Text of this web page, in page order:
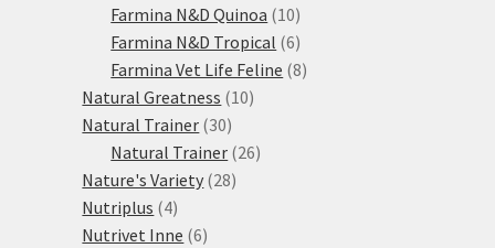
Farmina N&D Quinoa 1010
produktů
Farmina N&D Tropical 66
produktů
Farmina Vet Life Feline 88
Natural Greatness 1010
Natural Trainer 3030
produktů
Natural Trainer 2626
Nature's Variety 2828
Nutriplus 44
produkty
Nutrivet Inne 66